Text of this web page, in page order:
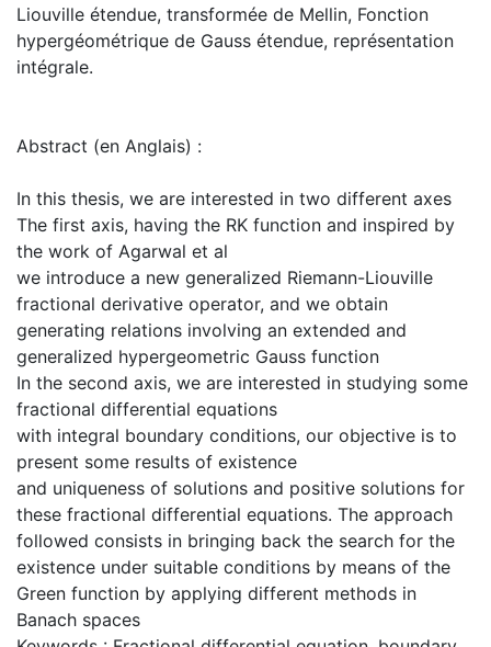
Liouville étendue, transformée de Mellin, Fonction
hypergéométrique de Gauss étendue, représentation
intégrale.
Abstract (en Anglais) :
In this thesis, we are interested in two different axes
The first axis, having the RK function and inspired by
the work of Agarwal et al
we introduce a new generalized Riemann-Liouville
fractional derivative operator, and we obtain
generating relations involving an extended and
generalized hypergeometric Gauss function
In the second axis, we are interested in studying some
fractional differential equations
with integral boundary conditions, our objective is to
present some results of existence
and uniqueness of solutions and positive solutions for
these fractional differential equations. The approach
followed consists in bringing back the search for the
existence under suitable conditions by means of the
Green function by applying different methods in
Banach spaces